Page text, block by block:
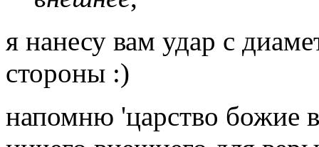
я нанесу вам удар с
стороны :)
напомню 'царство божие